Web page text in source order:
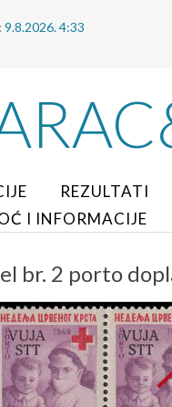
9.8.2026. 4:33
REZULTATI
I INFORMACIJE
br. 2 porto